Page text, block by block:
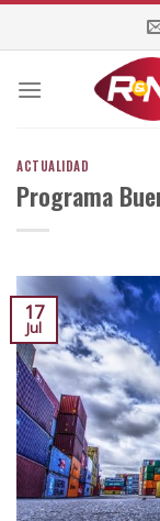
ACTUALIDAD
Programa
17
Jul